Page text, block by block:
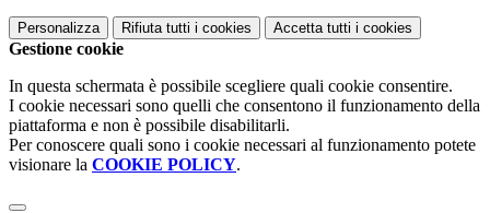
Personalizza Rifiuta tutti i cookies Accetta tutti i cookies
Gestione cookie
In questa schermata è possibile scegliere quali cookie consentire.
I cookie necessari sono quelli che consentono il funzionamento della
piattaforma e non è possibile disabilitarli.
Per conoscere quali sono i cookie necessari al funzionamento potete
visionare la COOKIE POLICY.